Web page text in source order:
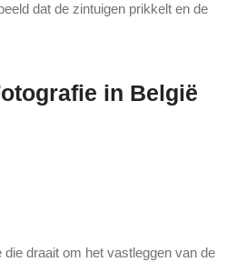
dat de zintuigen prikkelt en de
in België
draait om het vastleggen van de